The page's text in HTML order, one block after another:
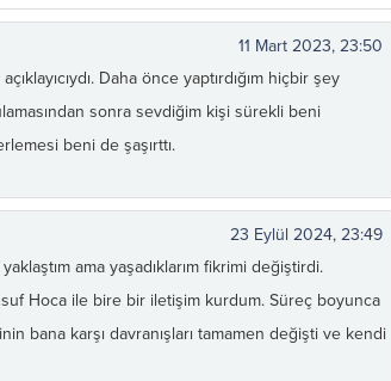
11 Mart 2023, 23:50
Daha önce yaptırdığım hiçbir şey
sonra sevdiğim kişi sürekli beni
beni de şaşırttı.
23 Eylül 2024, 23:49
ama yaşadıklarım fikrimi değiştirdi.
Hoca ile bire bir iletişim kurdum. Süreç boyunca
bana karşı davranışları tamamen değişti ve kendi